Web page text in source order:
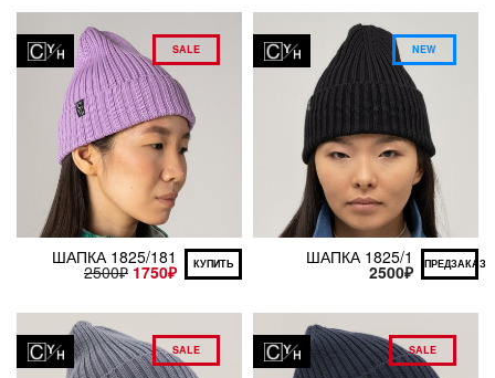
SALE
ШАПКА 1825/181
2500₽ 1750₽ КУПИТЬ
NEW
ШАПКА 1825/1
2500₽ ПРЕДЗАКАЗ
SALE SALE